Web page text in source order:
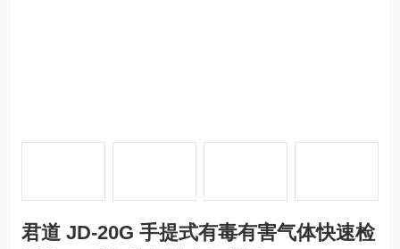
君道 JD-20G 手提式有毒有害气体快速检